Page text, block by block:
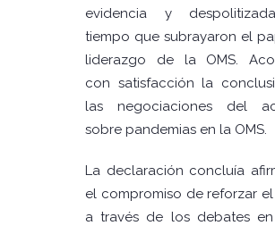
evidencia y
tiempo que subrayaron el
liderazgo de la OMS.
con satisfacción la
las negociaciones del
sobre pandemias en la OMS.
La declaración concluía
el compromiso de reforzar el
a través de los debates